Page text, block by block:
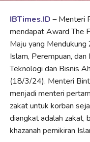
IBTimes.ID – Menteri
mendapat Award The
Maju yang
Islam, Perempuan,
Teknologi dan Bisnis
(18/3/24). Menteri
menjadi menteri
zakat untuk korban
diangkat adalah zakat,
khazanah pemikiran